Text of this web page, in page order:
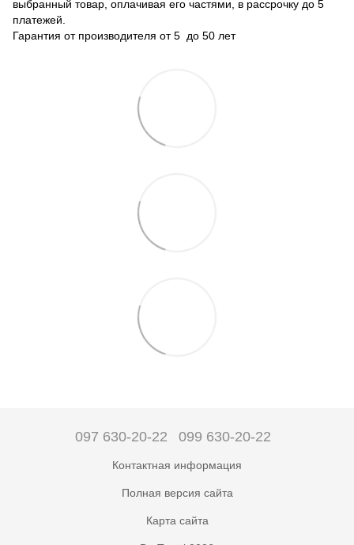
выбранный товар, оплачивая его частями, в рассрочку до 5
платежей.
Гарантия от производителя от 5 до 50 лет
097 630-20-22 099 630-20-22
Контактная информация
Полная версия сайта
Карта сайта